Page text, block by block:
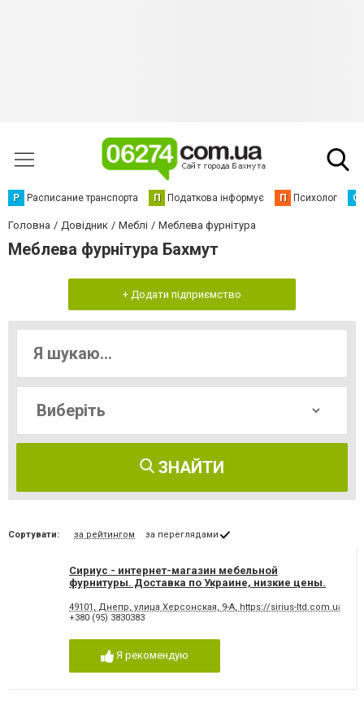
Р Расписание транспорта П Податкова інформує П Психолог С
Головна Довідник Меблі Меблева фурнітура
Меблева фурнітура Бахмут
+ Додати підприємство
ЗНАЙТИ
Сортувати: за рейтингом за переглядами
Сириус - интернет-магазин мебельной
фурнитуры. Доставка по Украине, низкие цены.
49101, Днепр, улица Херсонская, 9-А, https://sirius-ltd.com.ua
+380 (95) 3830383
Я рекомендую